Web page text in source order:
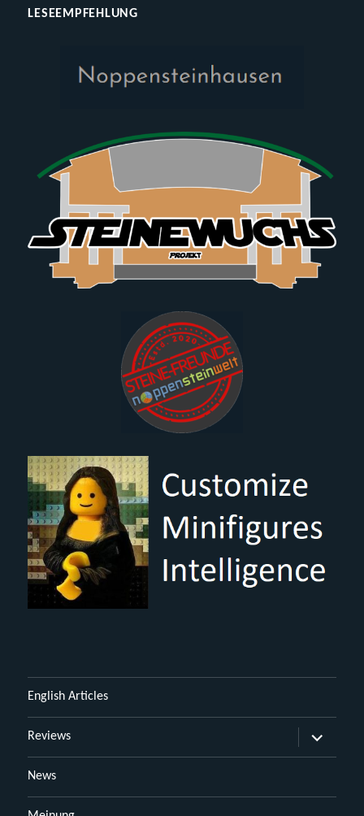
LESEEMPFEHLUNG
English Articles
Reviews
öffnen
News